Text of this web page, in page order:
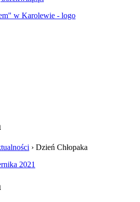
› Dzień Chłopaka
2021